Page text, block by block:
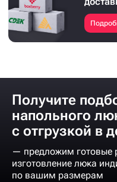
Получите
напольного
с отгрузкой в
— предложим готовые
изготовление люка
по вашим размерам